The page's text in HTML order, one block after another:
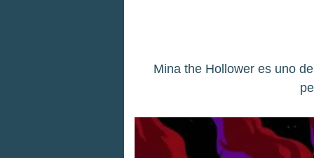
Mina the Hollower es uno